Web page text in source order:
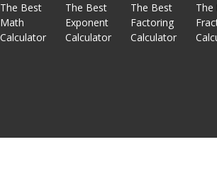
The Best
Math
Calculator
The Best
Exponent
Calculator
The Best
Factoring
Calculator
The